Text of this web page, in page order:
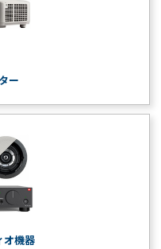
ー
オ機器